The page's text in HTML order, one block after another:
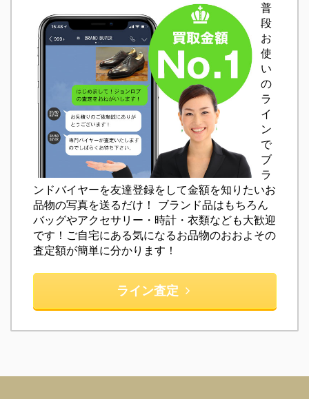
普
段
お
使
い
の
ラ
イ
ン
で
ブ
ラ
ンドバイヤーを友達登録をして金額を知りたいお
品物の写真を送るだけ！ ブランド品はもちろん
バッグやアクセサリー・時計・衣類なども大歓迎
です！ご自宅にある気になるお品物のおおよその
査定額が簡単に分かります！
ライン査定